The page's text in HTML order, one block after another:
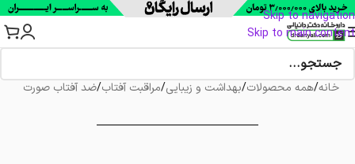
Skip to navigation
Skip to main content
خانه/همه محصولات/بهداشت و زیبایی/مراقبت آفتاب/ضد آفتاب صورت